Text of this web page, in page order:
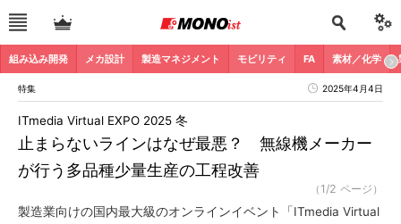
組み込み開発 メカ設計 製造マネジメント モビリティ FA 素材／化学
特集 2025年4月4日
止まらないラインはなぜ最悪？ 無線機メーカー
が行う多品種少量生産の工程改善
ITmedia Virtual EXPO 2025 冬
（1/2 ページ）
製造業向けの国内最大級のオンラインイベント「ITmedia Virtual